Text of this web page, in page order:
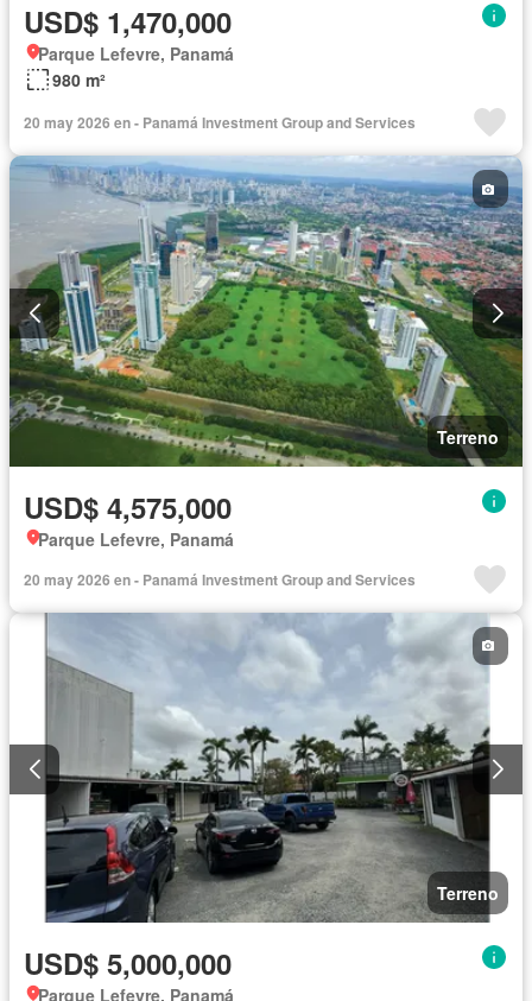
USD$ 1,470,000
Parque Lefevre, Panamá
980 m²
20 may 2026 en - Panamá Investment Group and Services
Terreno
USD$ 4,575,000
Parque Lefevre, Panamá
20 may 2026 en - Panamá Investment Group and Services
Terreno
USD$ 5,000,000
Parque Lefevre, Panamá